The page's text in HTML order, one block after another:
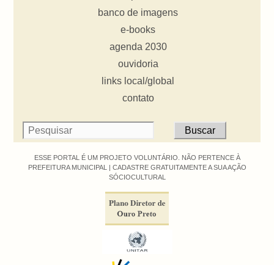
banco de imagens
e-books
agenda 2030
ouvidoria
links local/global
contato
ESSE PORTAL É UM PROJETO VOLUNTÁRIO. NÃO PERTENCE À
PREFEITURA MUNICIPAL | CADASTRE GRATUITAMENTE A SUA AÇÃO
SÓCIOCULTURAL